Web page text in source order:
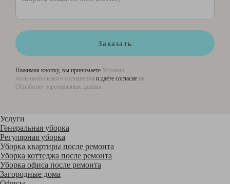
Заказать
Нажимая кнопку, вы принимаете Условия
пользовательского соглашения и даёте согласие на
Обработку персональных данных
Услуги
Генеральная уборка
Регулярная уборка
Уборка квартиры после ремонта
Уборка коттеджа после ремонта
Уборка офиса после ремонта
Загородные дома